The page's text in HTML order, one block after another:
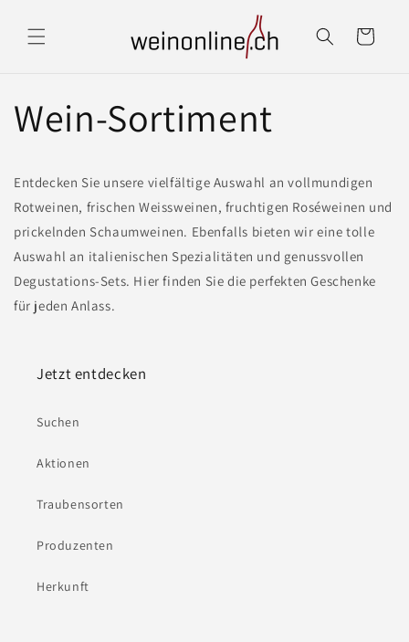
Inhalt
Warenkorb
Wein-Sortiment
Entdecken Sie unsere vielfältige Auswahl an vollmundigen
Rotweinen, frischen Weissweinen, fruchtigen Roséweinen und
prickelnden Schaumweinen. Ebenfalls bieten wir eine tolle
Auswahl an italienischen Spezialitäten und genussvollen
Degustations-Sets. Hier finden Sie die perfekten Geschenke
für jeden Anlass.
Jetzt entdecken
Suchen
Aktionen
Traubensorten
Produzenten
Herkunft